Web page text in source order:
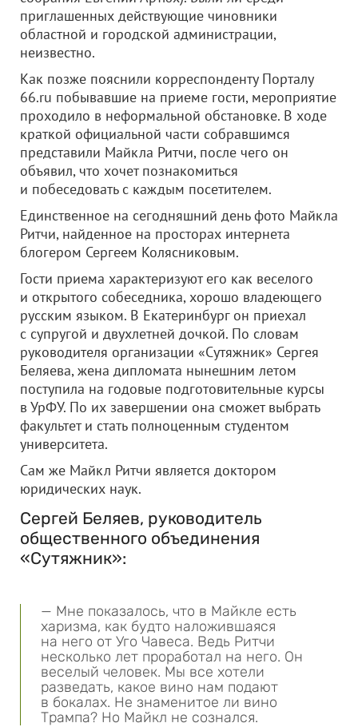
приглашенных действующие чиновники
областной и городской администрации,
неизвестно.
Как позже пояснили корреспонденту Порталу
66.ru побывавшие на приеме гости, мероприятие
проходило в неформальной обстановке. В ходе
краткой официальной части собравшимся
представили Майкла Ритчи, после чего он
объявил, что хочет познакомиться
и побеседовать с каждым посетителем.
Единственное на сегодняшний день фото Майкла
Ритчи, найденное на просторах интернета
блогером Сергеем Колясниковым.
Гости приема характеризуют его как веселого
и открытого собеседника, хорошо владеющего
русским языком. В Екатеринбург он приехал
с супругой и двухлетней дочкой. По словам
руководителя организации «Сутяжник» Сергея
Беляева, жена дипломата нынешним летом
поступила на годовые подготовительные курсы
в УрФУ. По их завершении она сможет выбрать
факультет и стать полноценным студентом
университета.
Сам же Майкл Ритчи является доктором
юридических наук.
Сергей Беляев, руководитель
общественного объединения
«Сутяжник»:
— Мне показалось, что в Майкле есть
харизма, как будто наложившаяся
на него от Уго Чавеса. Ведь Ритчи
несколько лет проработал на него. Он
веселый человек. Мы все хотели
разведать, какое вино нам подают
в бокалах. Не знаменитое ли вино
Трампа? Но Майкл не сознался.